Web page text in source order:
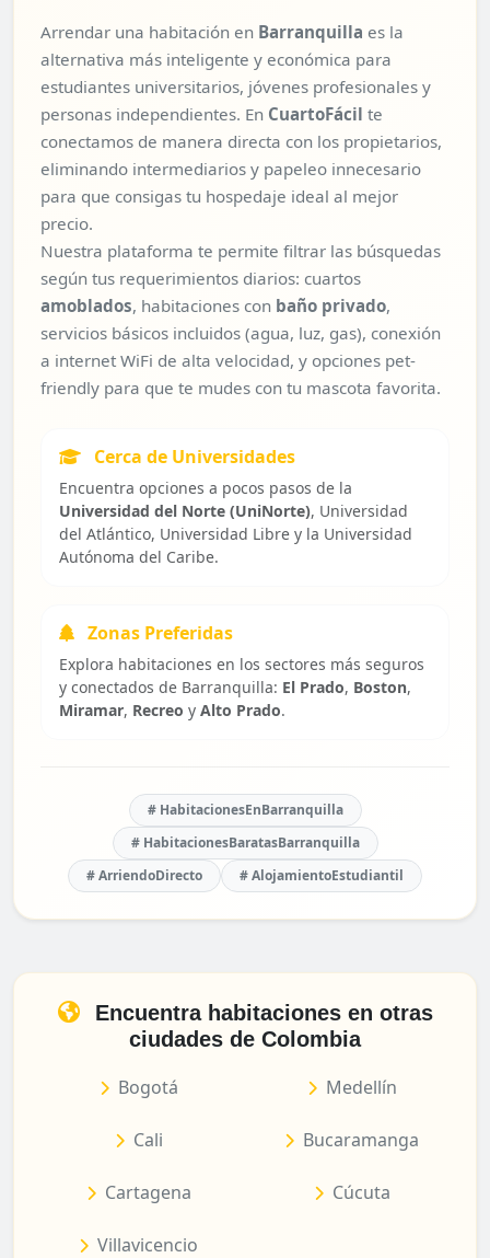
Arrendar una habitación en Barranquilla es la
alternativa más inteligente y económica para
estudiantes universitarios, jóvenes profesionales y
personas independientes. En CuartoFácil te
conectamos de manera directa con los propietarios,
eliminando intermediarios y papeleo innecesario
para que consigas tu hospedaje ideal al mejor
precio.
Nuestra plataforma te permite filtrar las búsquedas
según tus requerimientos diarios: cuartos
amoblados, habitaciones con baño privado,
servicios básicos incluidos (agua, luz, gas), conexión
a internet WiFi de alta velocidad, y opciones pet-
friendly para que te mudes con tu mascota favorita.
Cerca de Universidades
Encuentra opciones a pocos pasos de la
Universidad del Norte (UniNorte), Universidad
del Atlántico, Universidad Libre y la Universidad
Autónoma del Caribe.
Zonas Preferidas
Explora habitaciones en los sectores más seguros
y conectados de Barranquilla: El Prado, Boston,
Miramar, Recreo y Alto Prado.
# HabitacionesEnBarranquilla
# HabitacionesBaratasBarranquilla
# ArriendoDirecto
# AlojamientoEstudiantil
Encuentra habitaciones en otras
ciudades de Colombia
Bogotá
Medellín
Cali Bucaramanga
Cartagena Cúcuta
Villavicencio